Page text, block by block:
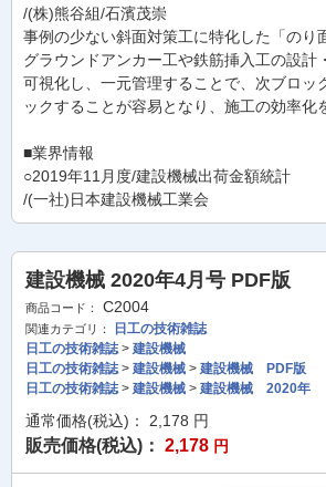
/(株)熊谷組/石濱茂崇
事例の少ない斜面対策工に特化した「のり
グラウンドアンカー工や鉄筋挿入工の設計
可視化し、一元管理することで、次ブロッ
ックすることが容易となり、施工の効率化
■業界情報
○2019年11月度/建設機械出荷金額統計
/(一社)日本建設機械工業会
建設機械 2020年4月号 PDF版
商品コード： C2004
関連カテゴリ：
日工の技術雑誌
日工の技術雑誌> 建設機械
日工の技術雑誌> 建設機械 > 建設機械 PDF版
日工の技術雑誌> 建設機械 > 建設機械 2020年
通常価格(税込)： 2,178 円
販売価格(税込)： 2,178 円